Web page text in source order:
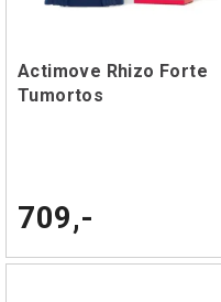
Actimove Rhizo Forte
Tumortos
709,-